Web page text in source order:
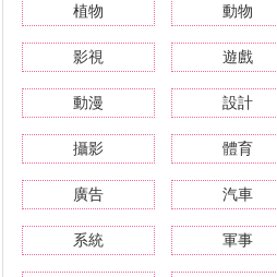
植物 動物
影視 遊戲
動漫 設計
攝影 體育
廣告 汽車
系統 軍事